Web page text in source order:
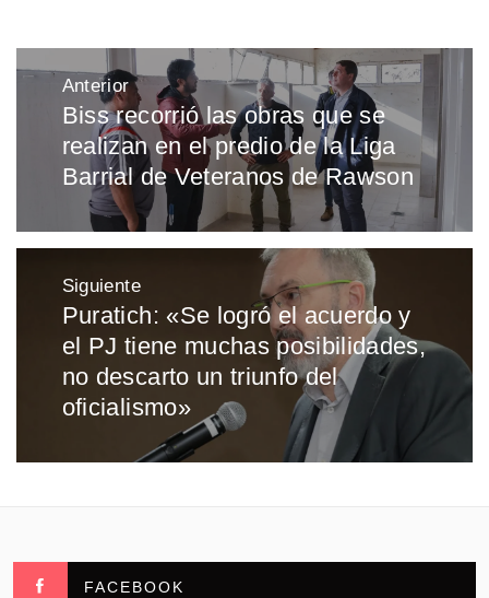
Navegación
entradas
Anterior
Entrada
anterior:
Biss recorrió las obras que se
realizan en el predio de la Liga
Barrial de Veteranos de Rawson
Siguiente
Entrada
siguiente:
Puratich: «Se logró el acuerdo y
el PJ tiene muchas posibilidades,
no descarto un triunfo del
oficialismo»
FACEBOOK